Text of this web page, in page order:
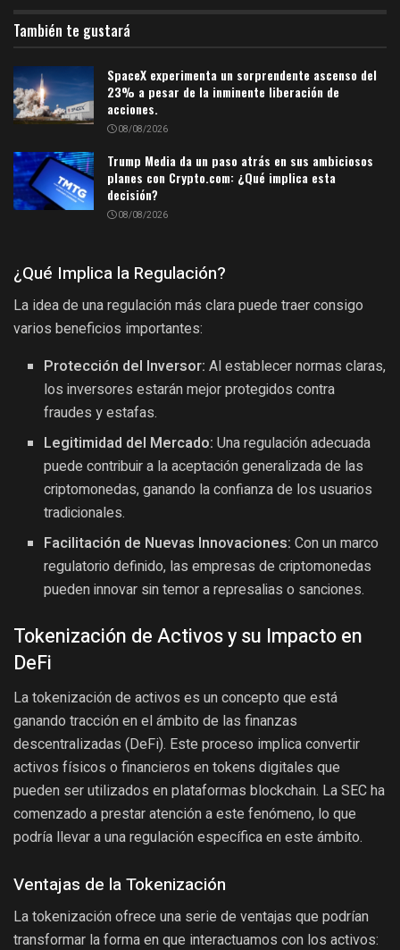
También te gustará
SpaceX experimenta un sorprendente ascenso del
23% a pesar de la inminente liberación de
acciones.
08/08/2026
Trump Media da un paso atrás en sus ambiciosos
planes con Crypto.com: ¿Qué implica esta
decisión?
08/08/2026
¿Qué Implica la Regulación?
La idea de una regulación más clara puede traer consigo
varios beneficios importantes:
Protección del Inversor: Al establecer normas claras,
los inversores estarán mejor protegidos contra
fraudes y estafas.
Legitimidad del Mercado: Una regulación adecuada
puede contribuir a la aceptación generalizada de las
criptomonedas, ganando la confianza de los usuarios
tradicionales.
Facilitación de Nuevas Innovaciones: Con un marco
regulatorio definido, las empresas de criptomonedas
pueden innovar sin temor a represalias o sanciones.
Tokenización de Activos y su Impacto en
DeFi
La tokenización de activos es un concepto que está
ganando tracción en el ámbito de las finanzas
descentralizadas (DeFi). Este proceso implica convertir
activos físicos o financieros en tokens digitales que
pueden ser utilizados en plataformas blockchain. La SEC ha
comenzado a prestar atención a este fenómeno, lo que
podría llevar a una regulación específica en este ámbito.
Ventajas de la Tokenización
La tokenización ofrece una serie de ventajas que podrían
transformar la forma en que interactuamos con los activos: